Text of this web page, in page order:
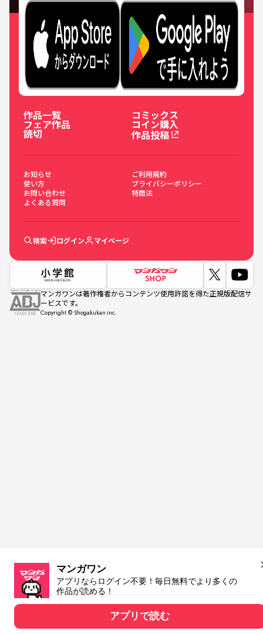
作品一覧
フェア作品
読切
コミックス
コイン購入
作品投稿
お知らせ
使い方
お問い合わせ
よくある質問
ご利用規約
プライバシーポリシー
特商法
検索 ログイン マイページ
マンガワンは著作権者からコンテンツ使用許諾を得た正規版配信サ
ービスです。
Copyright © Shogakukan inc.
マンガワン
アプリならログイン不要！毎日無料でより多くの
作品が読める！
アプリで読む